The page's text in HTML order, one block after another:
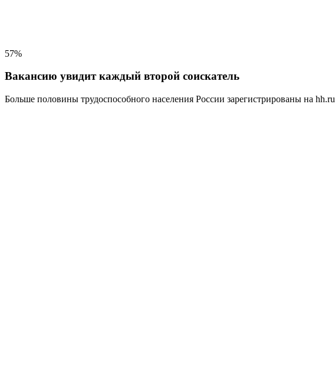
57%
Вакансию увидит каждый второй соискатель
Больше половины трудоспособного населения России зарегистрированы на hh.ru